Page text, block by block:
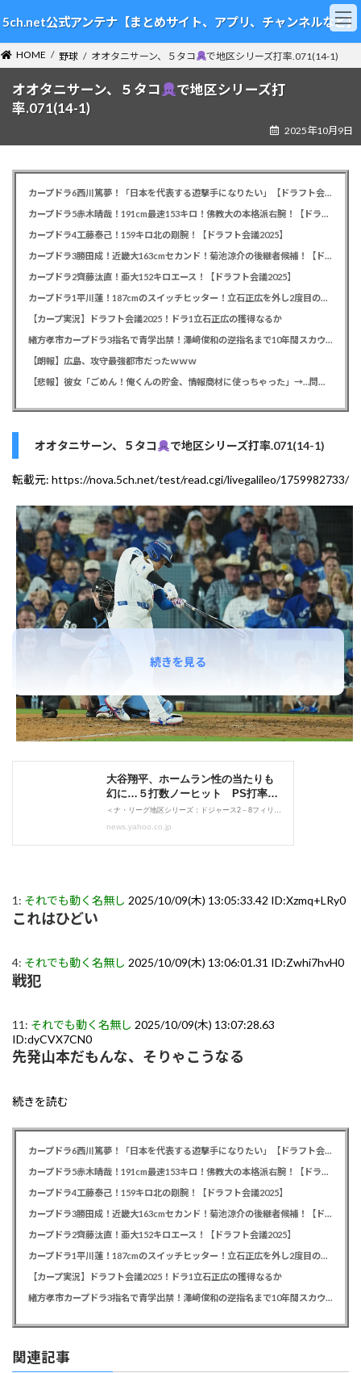
ン
テ
ン
ツ
ビ
ゲ
ー
シ
5ch.net公式アンテナ【まとめサイト、アプリ、チャンネルなど】
HOME 野球 オオタニサーン、５タコ で地区シリーズ打率.071(14-1)
オオタニサーン、５タコ
で地区シリーズ打
率.071(14-1)
2025年10月9日
カープドラ6西川篤夢！「日本を代表する遊撃手になりたい」【ドラフト会議2025】
カープドラ5赤木晴哉！191cm最速153キロ！佛教大の本格派右腕！【ドラフト会議2025】
カープドラ4工藤泰己！159キロ北の剛腕！【ドラフト会議2025】
カープドラ3勝田成！近畿大163cmセカンド！菊池涼介の後継者候補！【ドラフト会議2025】
カープドラ2齊藤汰直！亜大152キロエース！【ドラフト会議2025】
カープドラ1平川蓮！187cmのスイッチヒッター！立石正広を外し2度目の重複も新井監督がクジを引き当てる！【ドラフト会議2025】
【カープ実況】ドラフト会議2025！ドラ1立石正広の獲得なるか
緒方孝市カープドラ3指名で青学出禁！澤﨑俊和の逆指名まで10年間スカウト出禁
【朗報】広島、攻守最強都市だったｗｗｗ
【悲報】彼女「ごめん！俺くんの貯金、情報商材に使っちゃった」→…問い詰めたらギャン泣きされたんだが俺が悪いのか？
オオタニサーン、５タコ で地区シリーズ打率.071(14-1)
転載元: https://nova.5ch.net/test/read.cgi/livegalileo/1759982733/
1: それでも動く名無し 2025/10/09(木) 13:05:33.42 ID:Xzmq+LRy0
これはひどい
4: それでも動く名無し 2025/10/09(木) 13:06:01.31 ID:Zwhi7hvH0
戦犯
11: それでも動く名無し 2025/10/09(木) 13:07:28.63
ID:dyCVX7CN0
先発山本だもんな、そりゃこうなる
続きを読む
続きを見る
カープドラ4工藤泰己！159キロ北の剛腕！【ドラフト会議2025】
カープドラ2齊藤汰直！亜大152キロエース！【ドラフト会議2025】
【カープ実況】ドラフト会議2025！ドラ1立石正広の獲得なるか
関連記事